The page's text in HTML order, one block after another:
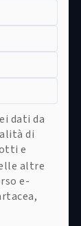
dati da
di
e
altre
e-